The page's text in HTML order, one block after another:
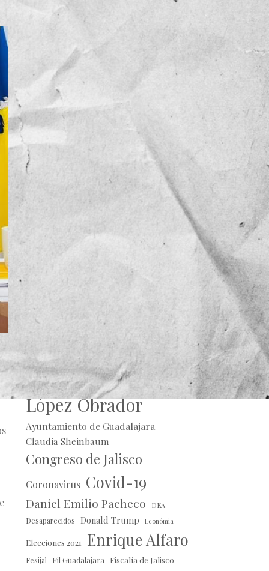
OPINIÓN
TENDENCIA
VIDEO COLUMNA
VIDEO NOTA
Alberto Uribe
Andrés Manuel
López Obrador
Ayuntamiento de Guadalajara
Claudia Sheinbaum
Congreso de Jalisco
Coronavirus Covid-19
Daniel Emilio Pacheco DEA
Desaparecidos Donald Trump Económia
Elecciones 2021 Enrique Alfaro
Fesijal Fil Guadalajara Fiscalía de Jalisco